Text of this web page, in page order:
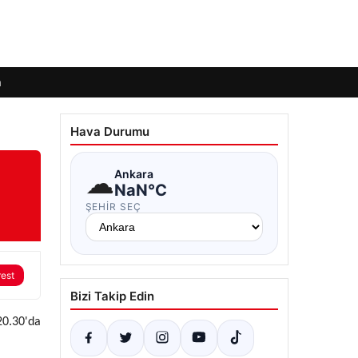
Hava Durumu
☁Ankara
NaN°C
ŞEHIR SEÇ
Bizi Takip Edin